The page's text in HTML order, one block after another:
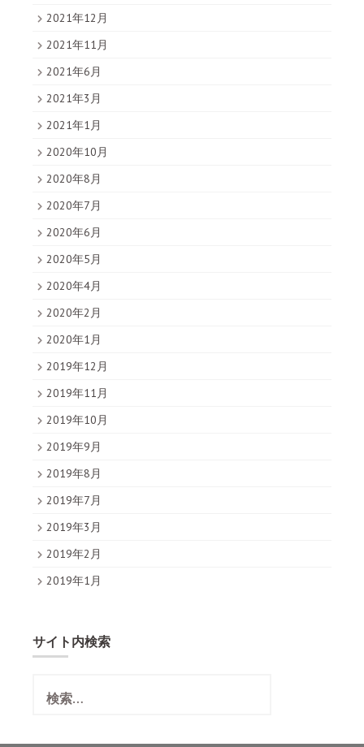
2021年12月
2021年11月
2021年6月
2021年3月
2021年1月
2020年10月
2020年8月
2020年7月
2020年6月
2020年5月
2020年4月
2020年2月
2020年1月
2019年12月
2019年11月
2019年10月
2019年9月
2019年8月
2019年7月
2019年3月
2019年2月
2019年1月
サイト内検索